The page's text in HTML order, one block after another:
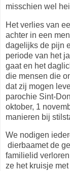
misschien wel
Het verlies van
achter in een
dagelijks de pijn
periode van het
gaat en het
die mensen die
dat zij mogen
parochie Sint-
oktober, 1
manieren bij
We nodigen
dierbaamet de
familielid
ze het kruisje